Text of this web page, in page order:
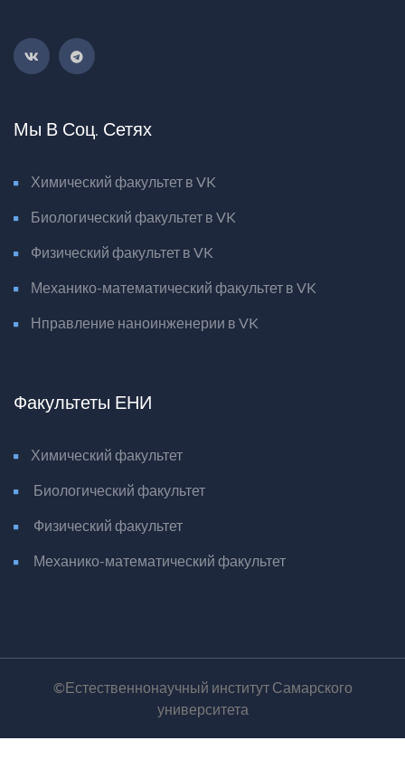
Мы В Соц. Сетях
Химический факультет в VK
Биологический факультет в VK
Физический факультет в VK
Механико-математический факультет в VK
Нправление наноинженерии в VK
Факультеты ЕНИ
Химический факультет
Биологический факультет
Физический факультет
Механико-математический факультет
©Естественнонаучный институт Самарского
университета